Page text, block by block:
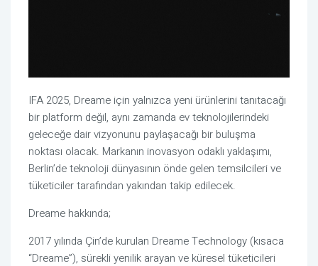
IFA 2025, Dreame için yalnızca yeni ürünlerini tanıtacağı
bir platform değil, aynı zamanda ev teknolojilerindeki
geleceğe dair vizyonunu paylaşacağı bir buluşma
noktası olacak. Markanın inovasyon odaklı yaklaşımı,
Berlin’de teknoloji dünyasının önde gelen temsilcileri ve
tüketiciler tarafından yakından takip edilecek.
Dreame hakkında;
2017 yılında Çin’de kurulan Dreame Technology (kısaca
“Dreame”), sürekli yenilik arayan ve küresel tüketicileri